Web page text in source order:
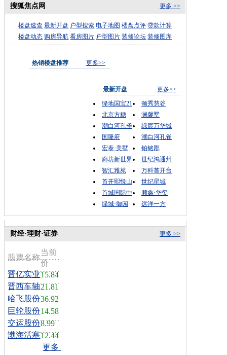
更多 >>
搜狐焦点网
楼盘速查 最新开盘 户型搜索 电子地图 楼盘点评 贷款计算
楼盘动态 购房导航 看房图片 户型图片 装修论坛 装修图库
热销楼盘推荐 更多>>
最新开盘
更多>>
绿地国宝21
领秀慧谷
北京方糖
澜馨墅
潮白河孔雀
绿宸万华城
国隆府
潮白河孔雀
宏泰·美墅
铂铭郡
廊坊新世界
世纪鸿通州
智汇雅苑
万科首开台
首开熙悦山
世纪星城
首城国际中
顺鑫·华玺
绿城·御园
远洋一方
更多 >>
财经·理财·证券
股票名称
当前
价
晋亿实业15.84
晋西车轴21.81
哈飞股份36.92
巨轮股份14.58
交运股份8.99
渤海活塞12.44
更多